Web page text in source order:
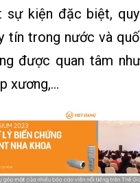
sự kiện đặc biệt,
tín trong nước và
được quan tâm
xương,...